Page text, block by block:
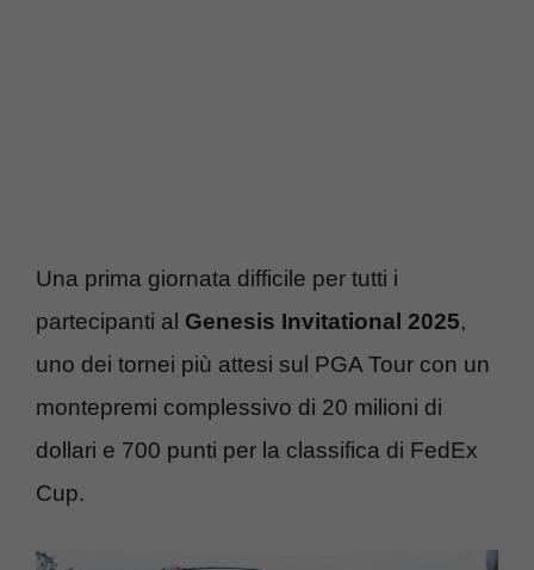
Una prima giornata difficile per tutti i
partecipanti al Genesis Invitational 2025,
uno dei tornei più attesi sul PGA Tour con un
montepremi complessivo di 20 milioni di
dollari e 700 punti per la classifica di FedEx
Cup.